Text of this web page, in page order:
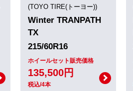
(TOYO TIRE(トーヨー))
Winter TRANPATH
TX
215/60R16
ホイールセット販売価格
135,500円
税込/4本